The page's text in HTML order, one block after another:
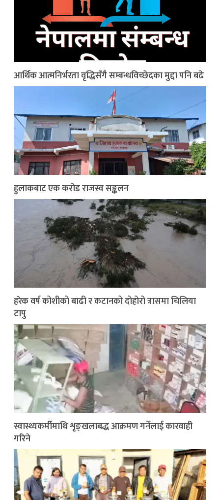
आर्थिक आत्मनिर्भरता वृद्धिसँगै सम्बन्धविच्छेदका मुद्दा पनि बढे
हुलाकबाट एक करोड राजस्व सङ्कलन
हरेक वर्ष कोशीको बाढी र कटानको दोहोरो त्रासमा चिलिया
टापु
स्वास्थ्यकर्मीमाथि शृङ्खलाबद्ध आक्रमण गर्नेलाई कारवाही
गरिने